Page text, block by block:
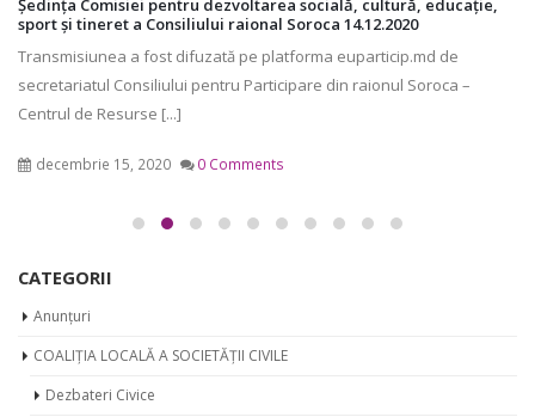
Ședința Comisiei pentru dezvoltarea socială, cultură, educație,
sport și tineret a Consiliului raional Soroca 14.12.2020
Transmisiunea a fost difuzată pe platforma euparticip.md de
secretariatul Consiliului pentru Participare din raionul Soroca –
Centrul de Resurse [...]
decembrie 15, 2020 0 Comments
CATEGORII
Anunțuri
COALIȚIA LOCALĂ A SOCIETĂȚII CIVILE
Dezbateri Civice